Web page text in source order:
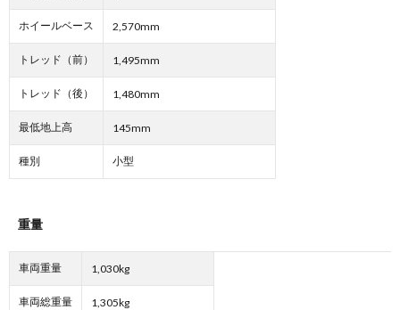
ホイールベース 2,570mm
トレッド（前） 1,495mm
トレッド（後） 1,480mm
最低地上高 145mm
種別 小型
重量
車両重量 1,030kg
車両総重量 1,305kg